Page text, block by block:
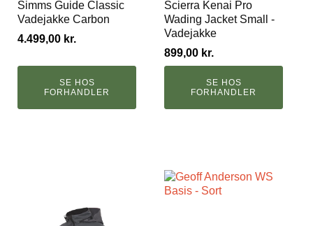
Simms Guide Classic
Vadejakke Carbon
4.499,00 kr.
SE HOS
FORHANDLER
Scierra Kenai Pro
Wading Jacket Small -
Vadejakke
899,00 kr.
SE HOS
FORHANDLER